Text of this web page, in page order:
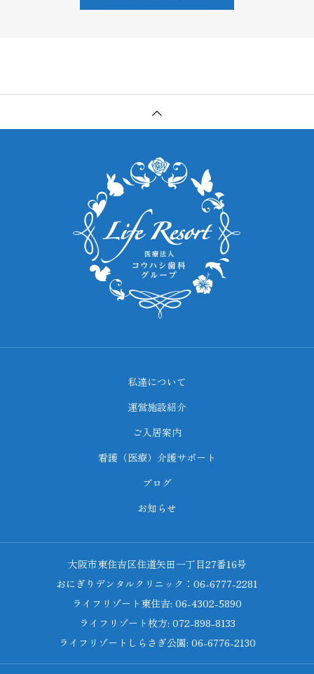
私達について
運営施設紹介
ご入居案内
看護（医療）介護サポート
ブログ
お知らせ
大阪市東住吉区住道矢田一丁目27番16号
おにぎりデンタルクリニック：06-6777-2281
ライフリゾート東住吉: 06-4302-5890
ライフリゾート枚方: 072-898-8133
ライフリゾートしらさぎ公園: 06-6776-2130